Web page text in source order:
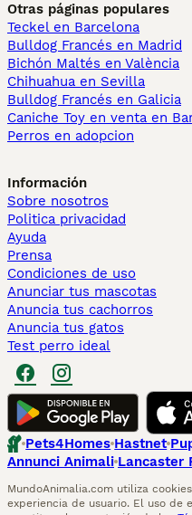
Otras páginas populares
Teckel en Barcelona
Bulldog Francés en Madrid
Bichón Maltés en València
Chihuahua en Sevilla
Bulldog Francés en Galicia
Caniche Toy en venta en
Perros en adopcion
Información
Sobre nosotros
Politica privacidad
Ayuda
Prensa
Condiciones de uso
Anunciar tus mascotas
Anuncia tus cachorros
Anuncia tus gatos
Test perro ideal
Pets4Homes Hastnet
Annunci Animali Lancaster
MundoAnimalia.com utiliza
experiencia de usuario. El uso de